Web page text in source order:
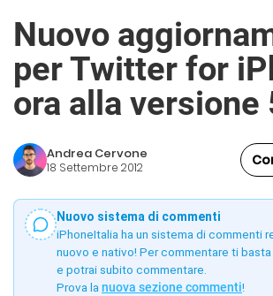
Nuovo
per Twitter for
ora alla versione
Andrea Cervone
18 Settembre 2012
Nuovo sistema di commenti
iPhoneItalia ha un sistema di commenti
nuovo e nativo! Per commentare ti
e potrai subito commentare.
Prova la nuova sezione commenti!